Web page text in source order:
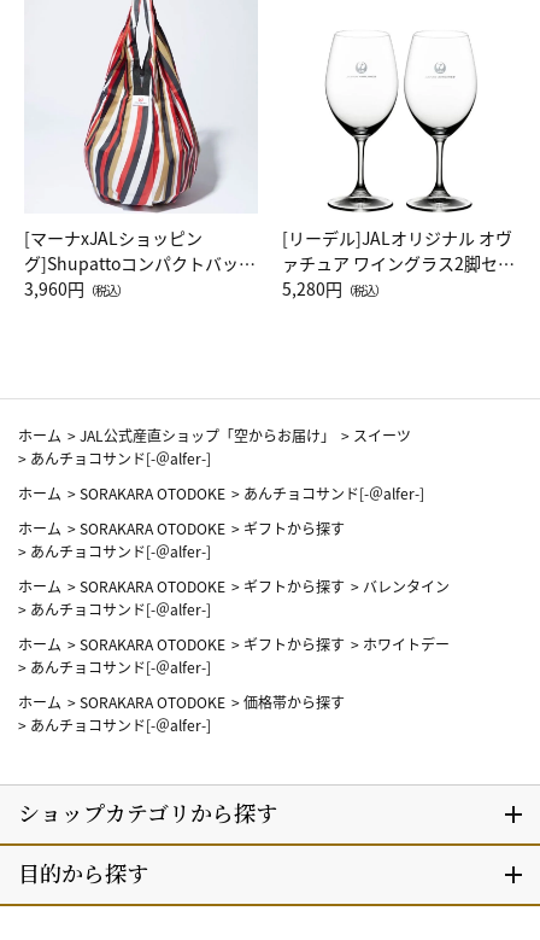
[マーナxJALショッピン
グ]Shupattoコンパクトバッグ
Drop JAL客室乗務員（LC）ス
3,960円 （税込）
[リーデル]JALオリジナル オヴ
ァチュア ワイングラス2脚セッ
ト（レッドワイン）
5,280円 （税込）
ホーム >JAL公式産直ショップ「空からお届け」 > スイーツ
> あんチョコサンド[-＠alfer-]
ホーム >SORAKARA OTODOKE > あんチョコサンド[-＠alfer-]
ホーム >SORAKARA OTODOKE > ギフトから探す
> あんチョコサンド[-＠alfer-]
ホーム >SORAKARA OTODOKE > ギフトから探す > バレンタイン
> あんチョコサンド[-＠alfer-]
ホーム >SORAKARA OTODOKE > ギフトから探す > ホワイトデー
> あんチョコサンド[-＠alfer-]
ホーム >SORAKARA OTODOKE >価格帯から探す
> あんチョコサンド[-＠alfer-]